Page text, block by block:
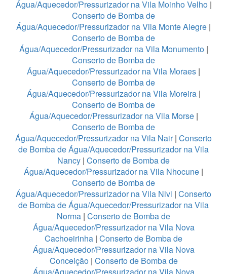
Água/Aquecedor/Pressurizador na Vila Moinho Velho|
Conserto de Bomba de
Água/Aquecedor/Pressurizador na Vila Monte Alegre |
Conserto de Bomba de
Água/Aquecedor/Pressurizador na Vila Monumento|
Conserto de Bomba de
Água/Aquecedor/Pressurizador na Vila Moraes |
Conserto de Bomba de
Água/Aquecedor/Pressurizador na Vila Moreira|
Conserto de Bomba de
Água/Aquecedor/Pressurizador na Vila Morse|
Conserto de Bomba de
Água/Aquecedor/Pressurizador na Vila Nair| Conserto
de Bomba de Água/Aquecedor/Pressurizador na Vila
Nancy | Conserto de Bomba de
Água/Aquecedor/Pressurizador na Vila Nhocune |
Conserto de Bomba de
Água/Aquecedor/Pressurizador na Vila Nivi | Conserto
de Bomba de Água/Aquecedor/Pressurizador na Vila
Norma | Conserto de Bomba de
Água/Aquecedor/Pressurizador na Vila Nova
Cachoeirinha | Conserto de Bomba de
Água/Aquecedor/Pressurizador na Vila Nova
Conceição| Conserto de Bomba de